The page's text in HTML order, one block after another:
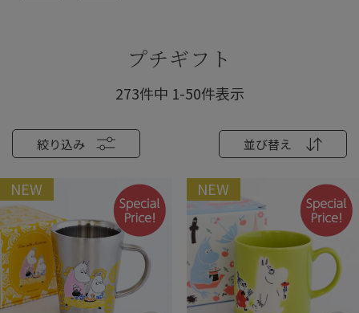
プチギフト
絞り込み 並び替え
273件中 1-50件表示
NEW NEW